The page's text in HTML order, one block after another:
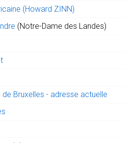
(Howard ZINN)
(Notre-Dame des Landes)
de Bruxelles - adresse actuelle